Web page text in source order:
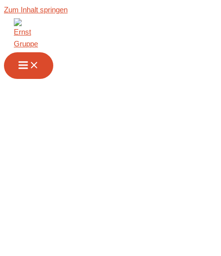
Zum Inhalt springen